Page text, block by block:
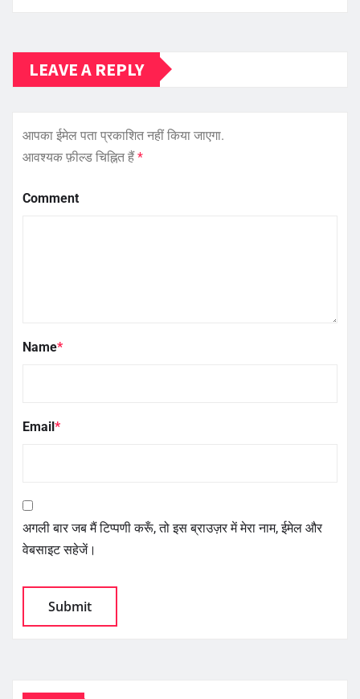
LEAVE A REPLY
आपका ईमेल पता प्रकाशित नहीं किया जाएगा.
आवश्यक फ़ील्ड चिह्नित हैं*
Comment
Name*
Email*
अगली बार जब मैं टिप्पणी करूँ, तो इस ब्राउज़र में मेरा नाम, ईमेल और
वेबसाइट सहेजें।